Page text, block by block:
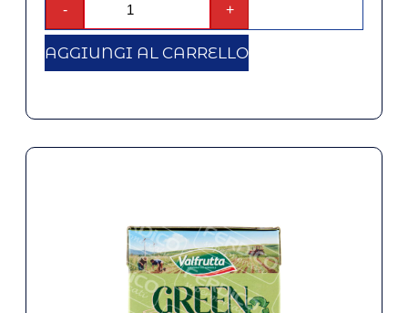
- +
AGGIUNGI AL CARRELLO